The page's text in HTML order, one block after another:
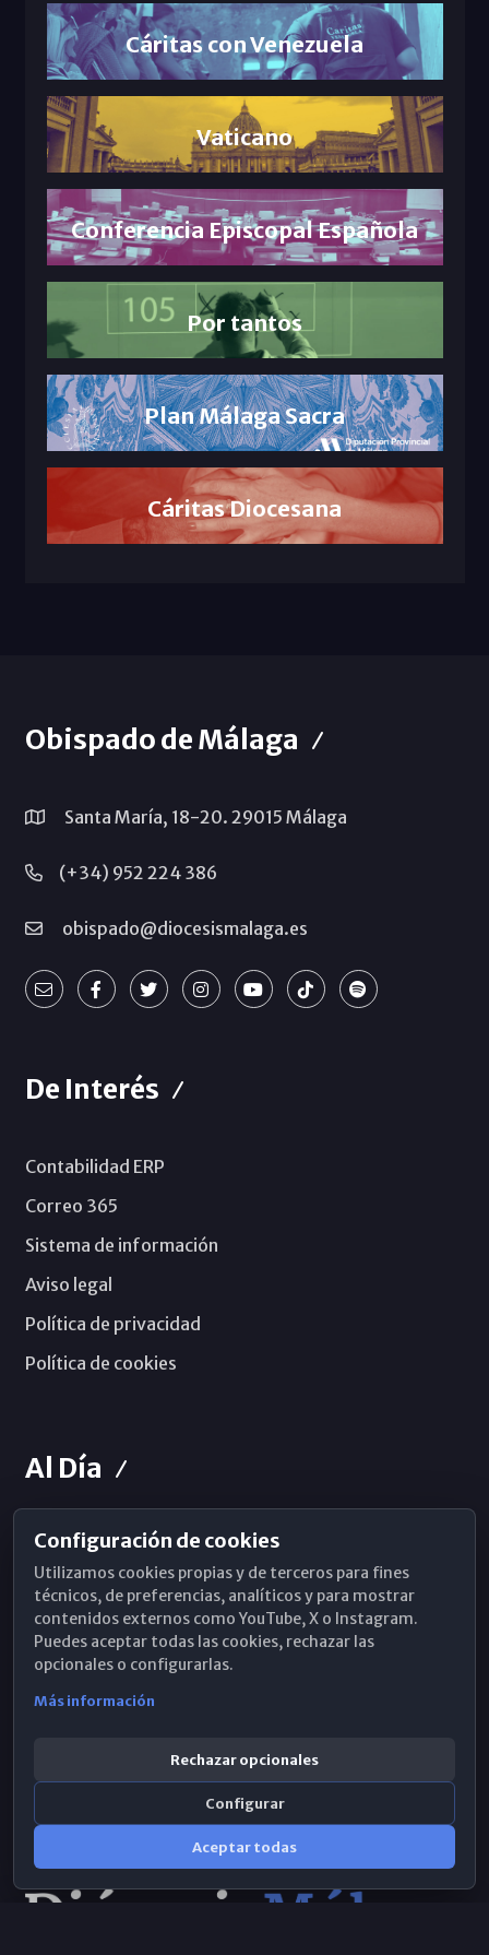
Cáritas con Venezuela
Vaticano
Conferencia Episcopal Española
Por tantos
Plan Málaga Sacra
Cáritas Diocesana
Obispado de Málaga
Santa María, 18-20. 29015 Málaga
(+34) 952 224 386
obispado@diocesismalaga.es
De Interés
Contabilidad ERP
Correo 365
Sistema de información
Aviso legal
Política de privacidad
Política de cookies
Al Día
Horarios de Misa
Hemeroteca
WhatsApp
Configuración de cookies
Utilizamos cookies propias y de terceros para fines
técnicos, de preferencias, analíticos y para mostrar
contenidos externos como YouTube, X o Instagram.
Puedes aceptar todas las cookies, rechazar las
opcionales o configurarlas.
Más información
Rechazar opcionales
Configurar
Aceptar todas